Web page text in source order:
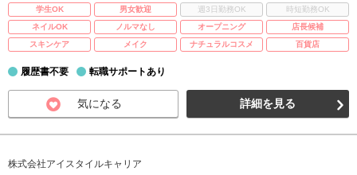
学生OK
男女歓迎 週3日勤務OK
時短勤務OK
ネイルOK
ノルマなし オープニング
店長候補
スキンケア
メイク ナチュラルコスメ 百貨店
履歴書不要 転職サポートあり
気になる 詳細を見る
株式会社アイスタイルキャリア